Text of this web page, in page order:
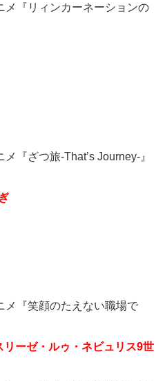
メ『リィンカーネーションの
メ『ざつ旅-That’s Journey-』
メ『笑顔のたえない職場で
ーゼ・ルゥ・ネビュリス9世